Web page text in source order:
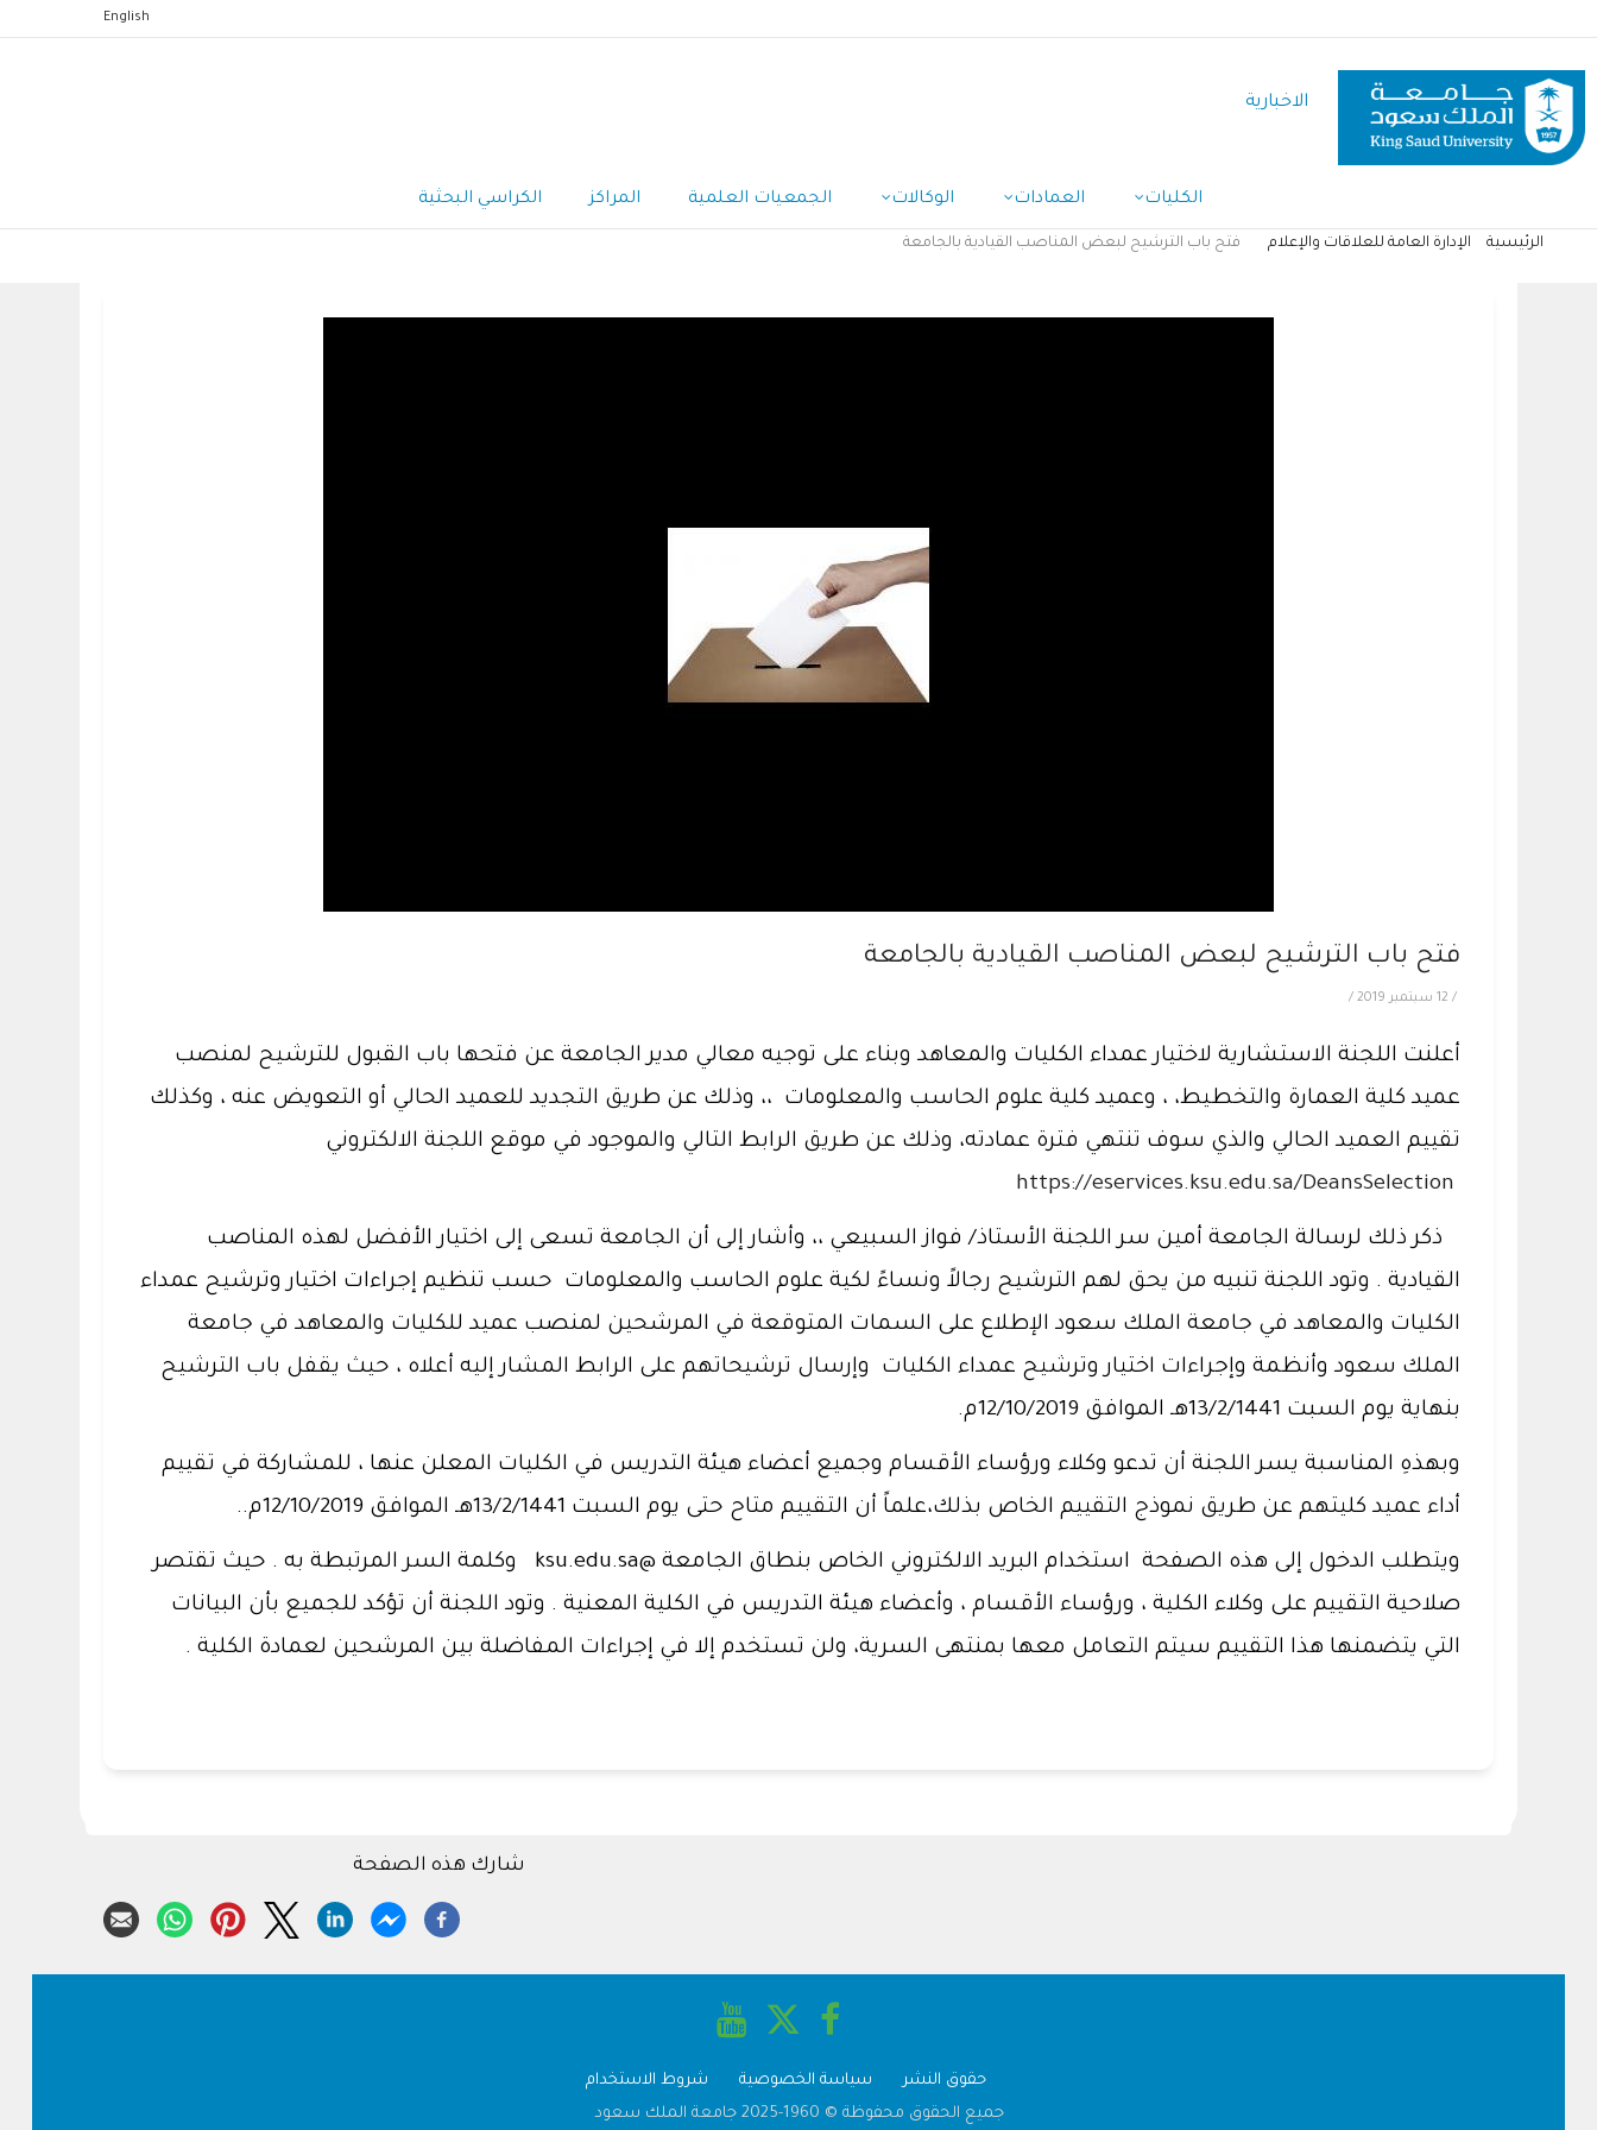
المحتوى
الرئيسي
English
الاخبارية
الكليات العمادات الوكالات الجمعيات العلمية المراكز الكراسي البحثية
الرئيسية الإدارة العامة للعلاقات والإعلام فتح باب الترشيح لبعض المناصب القيادية بالجامعة
فتح باب الترشيح لبعض المناصب القيادية بالجامعة
/ 12 سبتمبر 2019 /
أعلنت اللجنة الاستشارية لاختيار عمداء الكليات والمعاهد وبناء على توجيه معالي مدير الجامعة عن فتحها باب القبول للترشيح لمنصب
عميد كلية العمارة والتخطيط، ، وعميد كلية علوم الحاسب والمعلومات ،، وذلك عن طريق التجديد للعميد الحالي أو التعويض عنه ، وكذلك
تقييم العميد الحالي والذي سوف تنتهي فترة عمادته، وذلك عن طريق الرابط التالي والموجود في موقع اللجنة الالكتروني
ذكر ذلك لرسالة الجامعة أمين سر اللجنة الأستاذ/ فواز السبيعي ،، وأشار إلى أن الجامعة تسعى إلى اختيار الأفضل لهذه المناصب
القيادية . وتود اللجنة تنبيه من يحق لهم الترشيح رجالاً ونساءً لكية علوم الحاسب والمعلومات حسب تنظيم إجراءات اختيار وترشيح عمداء
الكليات والمعاهد في جامعة الملك سعود الإطلاع على السمات المتوقعة في المرشحين لمنصب عميد للكليات والمعاهد في جامعة
الملك سعود وأنظمة وإجراءات اختيار وترشيح عمداء الكليات وإرسال ترشيحاتهم على الرابط المشار إليه أعلاه ، حيث يقفل باب الترشيح
بنهاية يوم السبت 13/2/1441هـ الموافق 12/10/2019م.
وبهذهِ المناسبة يسر اللجنة أن تدعو وكلاء ورؤساء الأقسام وجميع أعضاء هيئة التدريس في الكليات المعلن عنها ، للمشاركة في تقييم
أداء عميد كليتهم عن طريق نموذج التقييم الخاص بذلك،علماً أن التقييم متاح حتى يوم السبت 13/2/1441هـ الموافق 12/10/2019م..
ويتطلب الدخول إلى هذه الصفحة استخدام البريد الالكتروني الخاص بنطاق الجامعة @ksu.edu.sa وكلمة السر المرتبطة به . حيث تقتصر
صلاحية التقييم على وكلاء الكلية ، ورؤساء الأقسام ، وأعضاء هيئة التدريس في الكلية المعنية . وتود اللجنة أن تؤكد للجميع بأن البيانات
التي يتضمنها هذا التقييم سيتم التعامل معها بمنتهى السرية، ولن تستخدم إلا في إجراءات المفاضلة بين المرشحين لعمادة الكلية .
شارك هذه الصفحة
حقوق النشر سياسة الخصوصية
شروط الاستخدام
جميع الحقوق محفوظة © 1960-2025 جامعة الملك سعود